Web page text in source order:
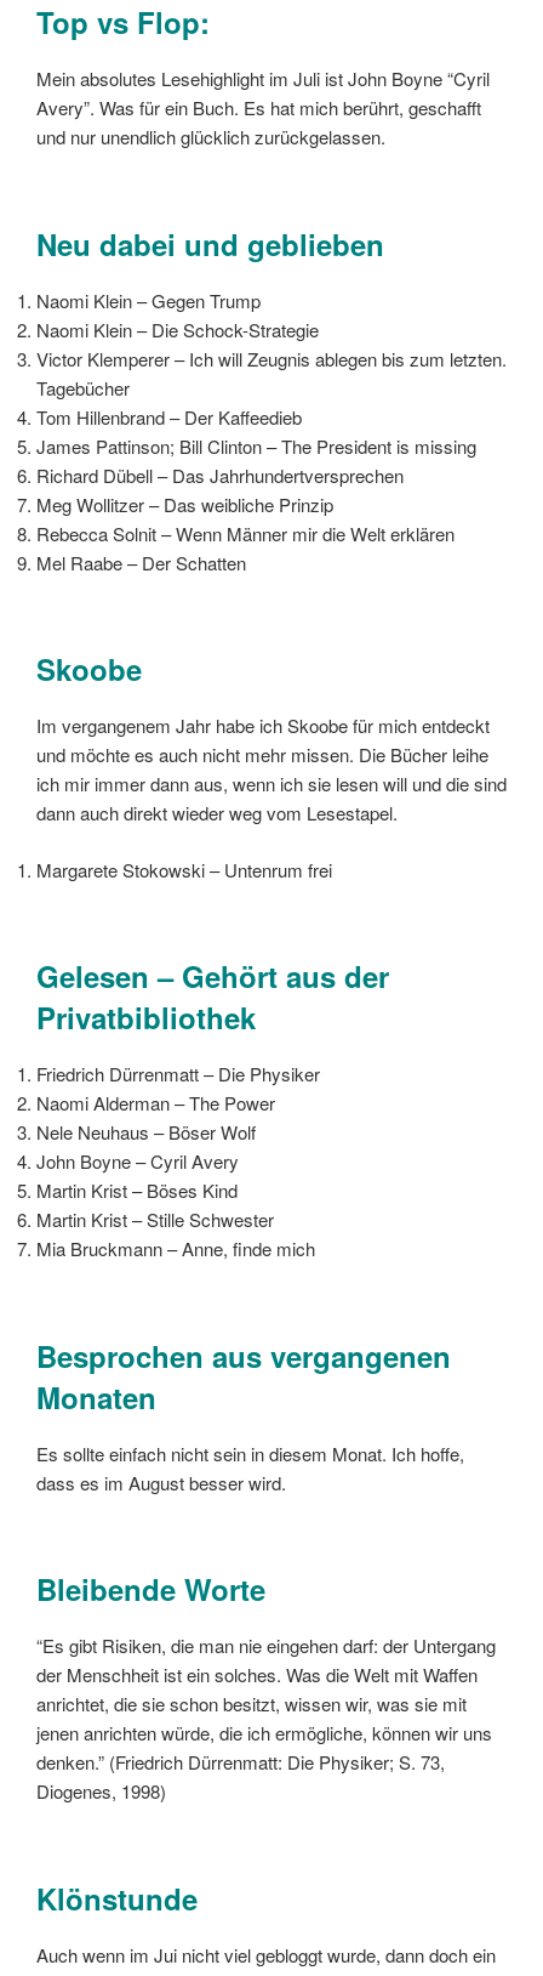
Top vs Flop:
Mein absolutes Lesehighlight im Juli ist John Boyne “Cyril
Avery”. Was für ein Buch. Es hat mich berührt, geschafft
und nur unendlich glücklich zurückgelassen.
Neu dabei und geblieben
Naomi Klein – Gegen Trump
Naomi Klein – Die Schock-Strategie
Victor Klemperer – Ich will Zeugnis ablegen bis zum letzten.
Tagebücher
Tom Hillenbrand – Der Kaffeedieb
James Pattinson; Bill Clinton – The President is missing
Richard Dübell – Das Jahrhundertversprechen
Meg Wollitzer – Das weibliche Prinzip
Rebecca Solnit – Wenn Männer mir die Welt erklären
Mel Raabe – Der Schatten
Skoobe
Im vergangenem Jahr habe ich Skoobe für mich entdeckt
und möchte es auch nicht mehr missen. Die Bücher leihe
ich mir immer dann aus, wenn ich sie lesen will und die sind
dann auch direkt wieder weg vom Lesestapel.
Margarete Stokowski – Untenrum frei
Gelesen – Gehört aus der
Privatbibliothek
Friedrich Dürrenmatt – Die Physiker
Naomi Alderman – The Power
Nele Neuhaus – Böser Wolf
John Boyne – Cyril Avery
Martin Krist – Böses Kind
Martin Krist – Stille Schwester
Mia Bruckmann – Anne, finde mich
Besprochen aus vergangenen
Monaten
Es sollte einfach nicht sein in diesem Monat. Ich hoffe,
dass es im August besser wird.
Bleibende Worte
“Es gibt Risiken, die man nie eingehen darf: der Untergang
der Menschheit ist ein solches. Was die Welt mit Waffen
anrichtet, die sie schon besitzt, wissen wir, was sie mit
jenen anrichten würde, die ich ermögliche, können wir uns
denken.” (Friedrich Dürrenmatt: Die Physiker; S. 73,
Diogenes, 1998)
Klönstunde
Auch wenn im Jui nicht viel gebloggt wurde, dann doch ein